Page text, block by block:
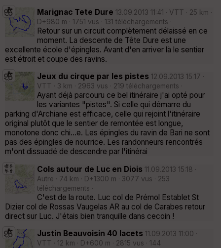
Marignac Tete Dure 13.09.2013 11:41 · VTT · 25 km ·
D+980 m · 1751 vus · 131 téléchargements ·
Retour sur un circuit complètement délaissé en ce
moment. La descente de Tête Dure est une
excellente école d'épingles. Avant d'en arriver là le sentier
est étroit et coupe des ravins.
Jeux du cirque par les pistes 12.09.2013 15:17 ·
VTT · 3 km · 2963 vus · 219 téléchargements ·
Ayant déjà parcouru ce bel itinéraire j'ai opté pour
les variantes "pistes". Si celle qui démarre du
parking d'Archiane est efficace, celle qui rejoint l'itinéraire
original plutôt que le sentier de remontée est longue,
monotone donc chi...e. Les épingles du ravin de Bari ne sont
pas des épingles de nourrice. Les randonneurs rencontrés
m'ont dissuadé de descendre par l'itinérai
Cols autour de Luc en Diois 11.09.2013 15:18 ·
Autre · 74 km · D+1300 m · 3077 vus · 253
téléchargements ·
C'est de la route. Luc col de Prémol Establet St
Dizier col de Rossas Vaugelas AR au col de Carabes retour
direct sur Luc. J'étais bien tranquille dans cecoin !
Justin Beauvoisin 40 lacets 11.09.2013 11:00 ·
VTT · 12 km · D+600 m · 2815 vus · 144